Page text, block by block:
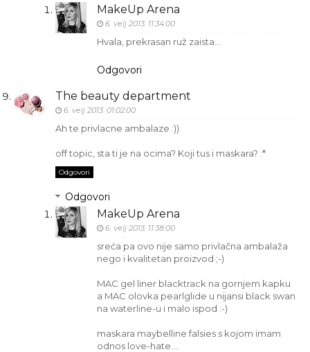
MakeUp Arena
6. velj 2013. 11:34:00
Hvala, prekrasan ruž zaista...
Odgovori
The beauty department
6. velj 2013. 01:02:00
Ah te privlacne ambalaze :))
off topic, sta ti je na ocima? Koji tus i maskara? :*
Odgovori
Odgovori
MakeUp Arena
6. velj 2013. 11:38:00
sreća pa ovo nije samo privlačna ambalaža
nego i kvalitetan proizvod ;-)
MAC gel liner blacktrack na gornjem kapku
a MAC olovka pearlglide u nijansi black swan
na waterline-u i malo ispod :-)
maskara maybelline falsies s kojom imam
odnos love-hate....